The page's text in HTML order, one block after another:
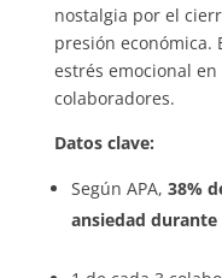
nostalgia por el
presión económica.
estrés emocional
colaboradores.
Datos clave:
Según APA, 38%
ansiedad durante